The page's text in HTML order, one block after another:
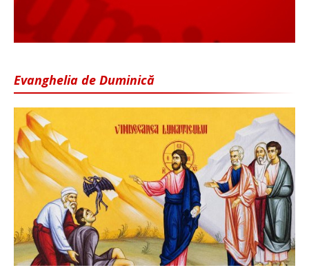
Evanghelia de Duminică